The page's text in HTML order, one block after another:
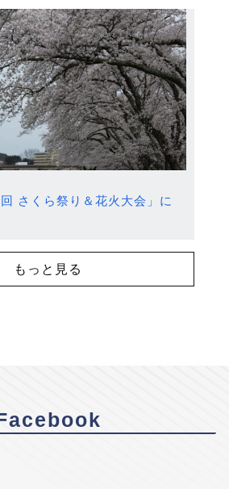
回 さくら祭り＆花火大会」に
もっと見る